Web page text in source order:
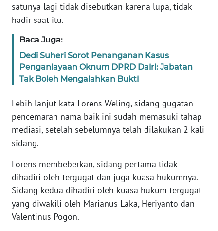
satunya lagi tidak disebutkan karena lupa, tidak
hadir saat itu.
Baca Juga:
Dedi Suheri Sorot Penanganan Kasus
Penganiayaan Oknum DPRD Dairi: Jabatan
Tak Boleh Mengalahkan Bukti
Lebih lanjut kata Lorens Weling, sidang gugatan
pencemaran nama baik ini sudah memasuki tahap
mediasi, setelah sebelumnya telah dilakukan 2 kali
sidang.
Lorens membeberkan, sidang pertama tidak
dihadiri oleh tergugat dan juga kuasa hukumnya.
Sidang kedua dihadiri oleh kuasa hukum tergugat
yang diwakili oleh Marianus Laka, Heriyanto dan
Valentinus Pogon.
RIAU
SERAMBI
WN
JAMBI
WN
SULTRA
WN
WN
SULTENG
WN
SULBAR